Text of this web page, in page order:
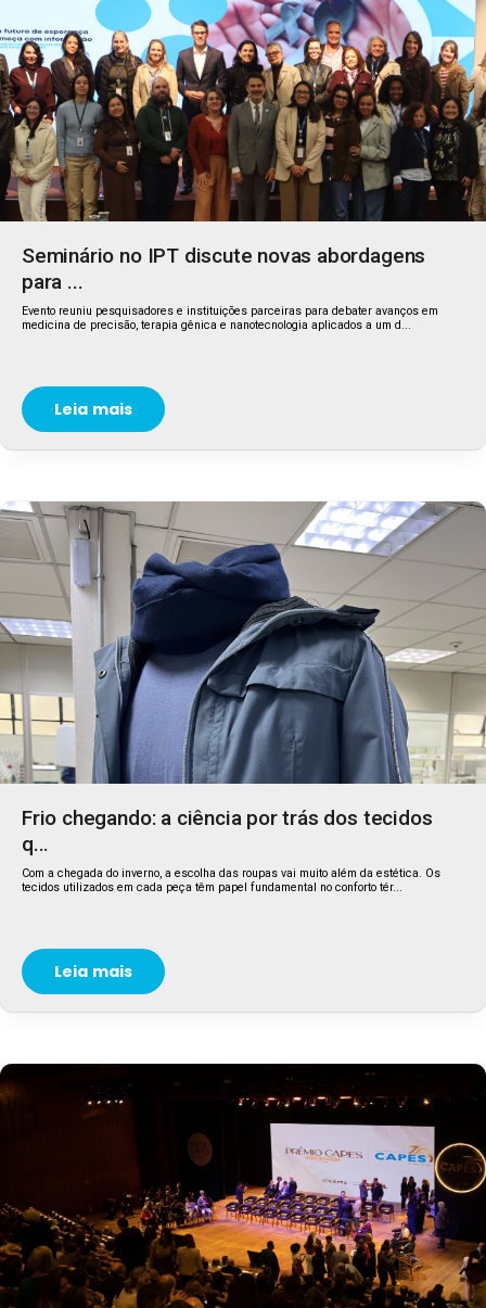
Seminário no IPT discute novas abordagens
para ...
Evento reuniu pesquisadores e instituições parceiras para debater avanços em
medicina de precisão, terapia gênica e nanotecnologia aplicados a um d...
Leia mais
Frio chegando: a ciência por trás dos tecidos
q...
Com a chegada do inverno, a escolha das roupas vai muito além da estética. Os
tecidos utilizados em cada peça têm papel fundamental no conforto tér...
Leia mais